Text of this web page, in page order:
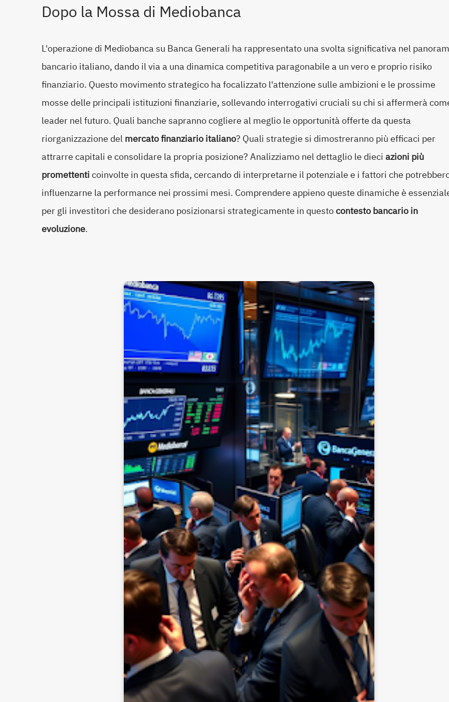
Dopo la Mossa di Mediobanca
L'operazione di Mediobanca su Banca Generali ha rappresentato una svolta significativa nel
bancario italiano, dando il via a una dinamica competitiva paragonabile a un vero e proprio risiko
finanziario. Questo movimento strategico ha focalizzato l'attenzione sulle ambizioni e le prossime
mosse delle principali istituzioni finanziarie, sollevando interrogativi cruciali su chi si affermerà
leader nel futuro. Quali banche sapranno cogliere al meglio le opportunità offerte da questa
riorganizzazione delmercato finanziario italiano? Quali strategie si dimostreranno più efficaci per
attrarre capitali e consolidare la propria posizione? Analizziamo nel dettaglio le dieci azioni più
promettenticoinvolte in questa sfida, cercando di interpretarne il potenziale e i fattori che
influenzarne la performance nei prossimi mesi. Comprendere appieno queste dinamiche è
per gli investitori che desiderano posizionarsi strategicamente in questocontesto bancario in
evoluzione.